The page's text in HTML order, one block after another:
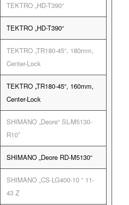
TEKTRO „HD-T390“
TEKTRO „HD-T390“
TEKTRO „TR180-45“, 180mm,
Center-Lock
TEKTRO „TR180-45“, 160mm,
Center-Lock
SHIMANO „Deore“ SL-M5130-
R10″
SHIMANO „Deore RD-M5130“
SHIMANO „CS-LG400-10 “ 11-
43 Z